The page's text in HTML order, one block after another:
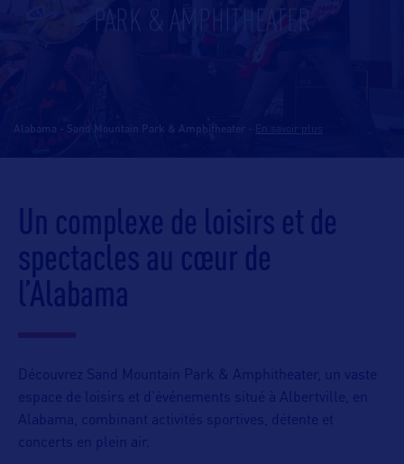
PARK & AMPHITHEATER
Alabama - Sand Mountain Park & Amphitheater
Un complexe de loisirs et de
spectacles au cœur de
l’Alabama
Découvrez Sand Mountain Park & Amphitheater, un vaste
espace de loisirs et d’événements situé à Albertville, en
Alabama, combinant activités sportives, détente et
concerts en plein air.